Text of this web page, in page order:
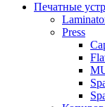
Печатные
Press